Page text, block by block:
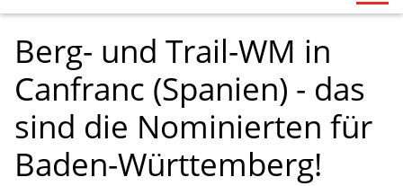
Berg- und Trail-WM in
Canfranc (Spanien) - das
sind die Nominierten für
Baden-Württemberg!